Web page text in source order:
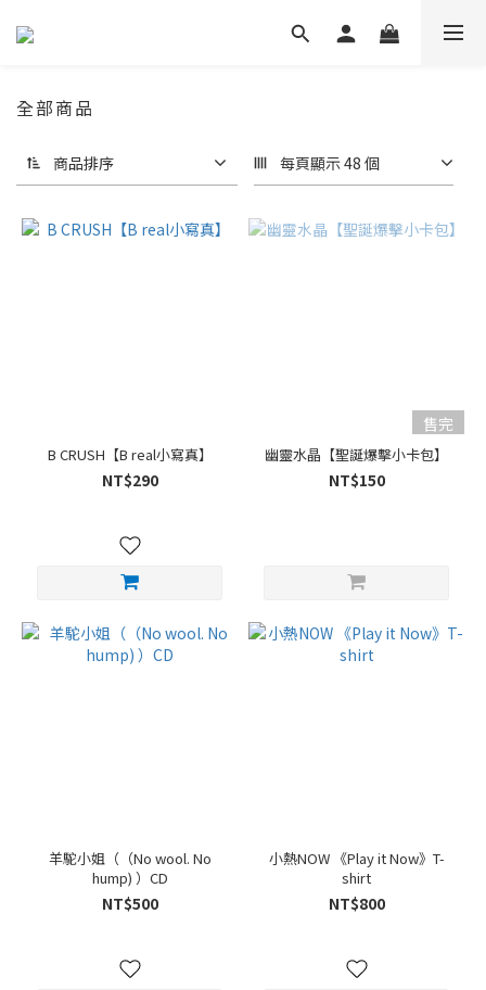
全部商品
商品排序 每頁顯示 48 個
B CRUSH【B real小寫真】
NT$290
售完
幽靈水晶【聖誕爆擊小卡包】
NT$150
羊駝小姐（（No wool. No
hump) ）CD
NT$500
小熱NOW 《Play it Now》T-
shirt
NT$800